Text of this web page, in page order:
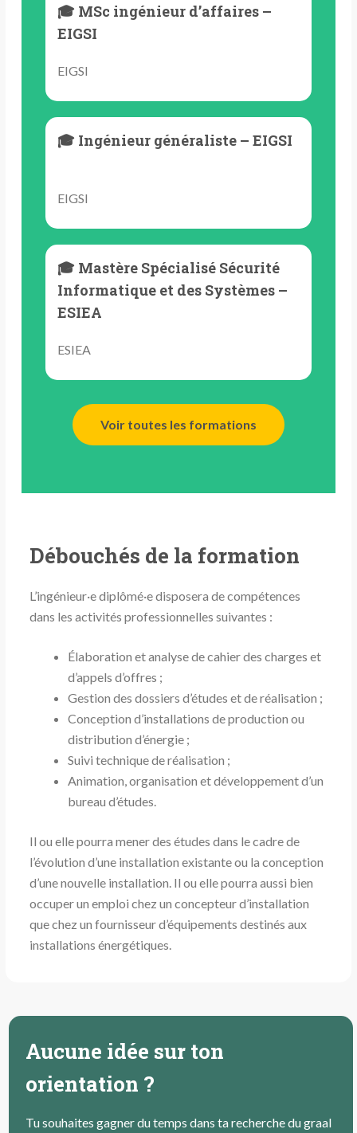
🎓 MSc ingénieur d’affaires –
EIGSI
EIGSI
🎓 Ingénieur généraliste – EIGSI
EIGSI
🎓 Mastère Spécialisé Sécurité
Informatique et des Systèmes –
ESIEA
ESIEA
Voir toutes les formations
Débouchés de la formation
L’ingénieur·e diplômé·e disposera de compétences
dans les activités professionnelles suivantes :
Élaboration et analyse de cahier des charges et
d’appels d’offres ;
Gestion des dossiers d’études et de réalisation ;
Conception d’installations de production ou
distribution d’énergie ;
Suivi technique de réalisation ;
Animation, organisation et développement d’un
bureau d’études.
Il ou elle pourra mener des études dans le cadre de
l’évolution d’une installation existante ou la conception
d’une nouvelle installation. Il ou elle pourra aussi bien
occuper un emploi chez un concepteur d’installation
que chez un fournisseur d’équipements destinés aux
installations énergétiques.
Aucune idée sur ton
orientation ?
Tu souhaites gagner du temps dans ta recherche du graal